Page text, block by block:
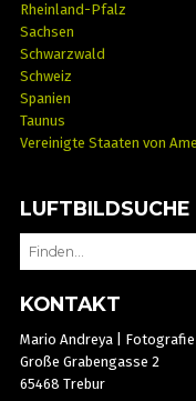
Rheinland-Pfalz
Sachsen
Schwarzwald
Schweiz
Spanien
Taunus
Vereinigte Staaten von
LUFTBILDSUCHE
SEARCH
KONTAKT
Mario Andreya | Fotografie
Große Grabengasse 2
65468 Trebur